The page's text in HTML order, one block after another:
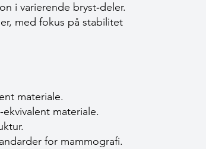
i varierende bryst‐deler.
med fokus på stabilitet
materiale.
materiale.
for mammografi.